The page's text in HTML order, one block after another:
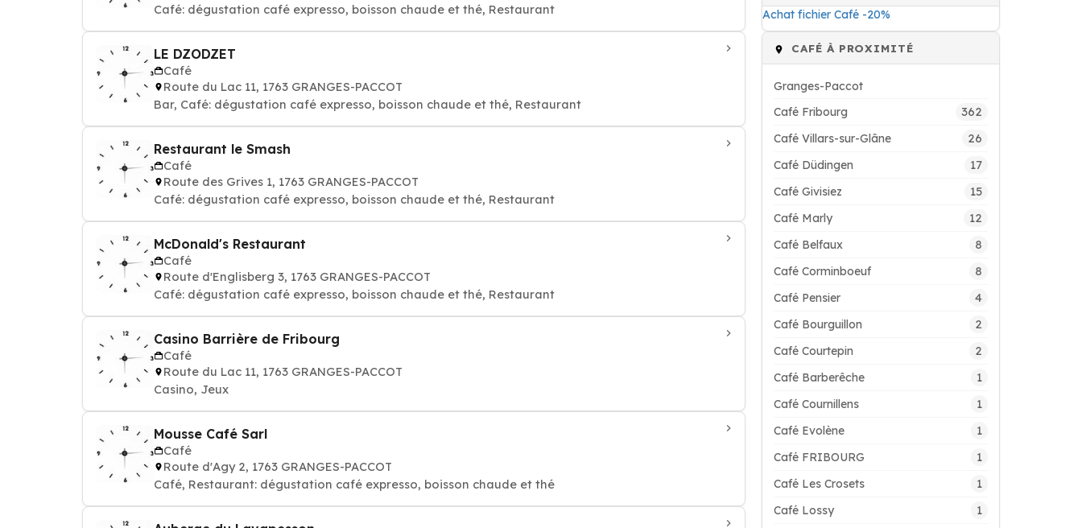
Café: dégustation café expresso, boisson chaude et thé, Restaurant
LE DZODZET
Café
Route du Lac 11, 1763 GRANGES-PACCOT
Bar, Café: dégustation café expresso, boisson chaude et thé, Restaurant
Restaurant le Smash
Café
Route des Grives 1, 1763 GRANGES-PACCOT
Café: dégustation café expresso, boisson chaude et thé, Restaurant
McDonald's Restaurant
Café
Route d'Englisberg 3, 1763 GRANGES-PACCOT
Café: dégustation café expresso, boisson chaude et thé, Restaurant
Casino Barrière de Fribourg
Café
Route du Lac 11, 1763 GRANGES-PACCOT
Casino, Jeux
Mousse Café Sarl
Café
Route d'Agy 2, 1763 GRANGES-PACCOT
Café, Restaurant: dégustation café expresso, boisson chaude et thé
Achat fichier Café -20%
CAFÉ À PROXIMITÉ
Granges-Paccot
Café Fribourg
362
Café Villars-sur-Glâne 26
Café Düdingen 17
Café Givisiez 15
Café Marly 12
Café Belfaux 8
Café Corminboeuf 8
Café Pensier 4
Café Bourguillon 2
Café Courtepin 2
Café Barberêche 1
Café Cournillens 1
Café Evolène 1
Café FRIBOURG 1
Café Les Crosets 1
Café Lossy 1